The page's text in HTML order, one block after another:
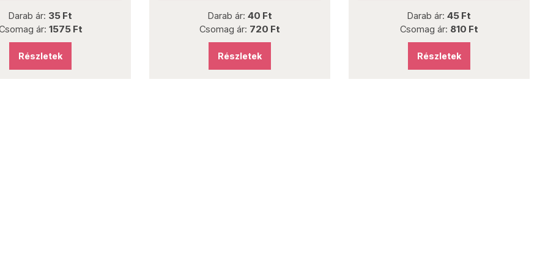
Darab ár: 35 Ft
ár: 1575 Ft
Részletek
Darab ár: 40 Ft
Csomag ár: 720 Ft
Részletek
Darab ár: 45 Ft
Csomag ár: 810 Ft
Részletek